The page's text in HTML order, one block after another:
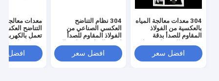
304 معدات معالجة المياه
بالعكسية من الفولاذ
المقاوم للصدأ بدقة
مدخل المياه 0.3MPAافضل سعر
304 نظام التناضح
العكسي الصناعي من
الفولاذ المقاوم للصدأ
ودائم
افضل سعر
معدات معالجة
التناضح
تعمل
باسكال ودقة
جدًا
افضل